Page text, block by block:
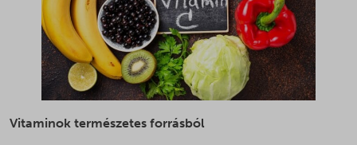
Vitaminok természetes forrásból
omnisendSessionID
PHPSESSID
sessionId
swym-session-id
woocommerce_cart_hash
_shopify_s
_shopify_y
ajs_anonymous_id
last_pys_landing_page
last_pysTrafficSource
mailchimp_landing_site
_gac_*
_gcl_au
_gcl_aw
_gcl_gs
__cvg_sid
__cvg_uid
__kla_id
__ralv